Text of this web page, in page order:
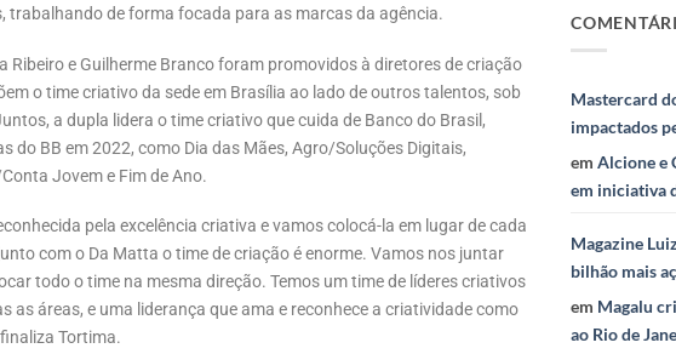
trabalhando de forma focada para as marcas da agência.
e Guilherme Branco foram promovidos à diretores de criação
o time criativo da sede em Brasília ao lado de outros talentos, sob
a dupla lidera o time criativo que cuida de Banco do Brasil,
do BB em 2022, como Dia das Mães, Agro/Soluções Digitais,
Jovem e Fim de Ano.
pela excelência criativa e vamos colocá-la em lugar de cada
com o Da Matta o time de criação é enorme. Vamos nos juntar
todo o time na mesma direção. Temos um time de líderes criativos
as áreas, e uma liderança que ama e reconhece a criatividade como
Tortima.
Mastercard
impactados
emAlcione e
em iniciativa
Magazine
bilhão mais
em Magalu
ao Rio de